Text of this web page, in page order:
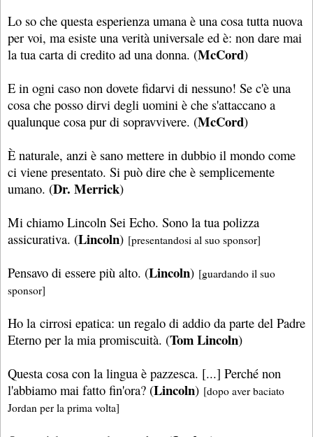
Lo so che questa esperienza umana è una cosa tutta nuova
per voi, ma esiste una verità universale ed è: non dare mai
la tua carta di credito ad una donna. (McCord)
E in ogni caso non dovete fidarvi di nessuno! Se c'è una
cosa che posso dirvi degli uomini è che s'attaccano a
qualunque cosa pur di sopravvivere. (McCord)
È naturale, anzi è sano mettere in dubbio il mondo come
ci viene presentato. Si può dire che è semplicemente
umano. (Dr. Merrick)
Mi chiamo Lincoln Sei Echo. Sono la tua polizza
assicurativa. (Lincoln) [presentandosi al suo sponsor]
Pensavo di essere più alto. (Lincoln) [guardando il suo
sponsor]
Ho la cirrosi epatica: un regalo di addio da parte del Padre
Eterno per la mia promiscuità. (Tom Lincoln)
Questa cosa con la lingua è pazzesca. [...] Perché non
l'abbiamo mai fatto fin'ora? (Lincoln) [dopo aver baciato
Jordan per la prima volta]